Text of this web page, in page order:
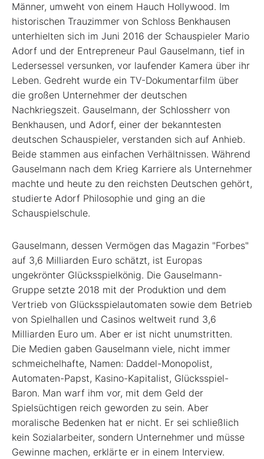
Kontakt
Männer, umweht von einem Hauch Hollywood. Im
historischen Trauzimmer von Schloss Benkhausen
unterhielten sich im Juni 2016 der Schauspieler Mario
Adorf und der Entrepreneur Paul Gauselmann, tief in
Ledersessel versunken, vor laufender Kamera über ihr
Leben. Gedreht wurde ein TV-Dokumentarfilm über
die großen Unternehmer der deutschen
Nachkriegszeit. Gauselmann, der Schlossherr von
Benkhausen, und Adorf, einer der bekanntesten
deutschen Schauspieler, verstanden sich auf Anhieb.
Beide stammen aus einfachen Verhältnissen. Während
Gauselmann nach dem Krieg Karriere als Unternehmer
machte und heute zu den reichsten Deutschen gehört,
studierte Adorf Philosophie und ging an die
Schauspielschule.
Gauselmann, dessen Vermögen das Magazin "Forbes"
auf 3,6 Milliarden Euro schätzt, ist Europas
ungekrönter Glücksspielkönig. Die Gauselmann-
Gruppe setzte 2018 mit der Produktion und dem
Vertrieb von Glücksspielautomaten sowie dem Betrieb
von Spielhallen und Casinos weltweit rund 3,6
Milliarden Euro um. Aber er ist nicht unumstritten.
Die ­Medien gaben Gauselmann viele, nicht immer
schmeichelhafte, Namen: Daddel-Monopolist,
Automaten-Papst, Kasino-Kapitalist, Glücksspiel-
Baron. Man warf ihm vor, mit dem Geld der
Spielsüchtigen reich geworden zu sein. Aber
moralische Bedenken hat er nicht. Er sei schließlich
kein Sozialarbeiter, sondern Unternehmer und müsse
Gewinne machen, erklärte er in ­einem Interview.